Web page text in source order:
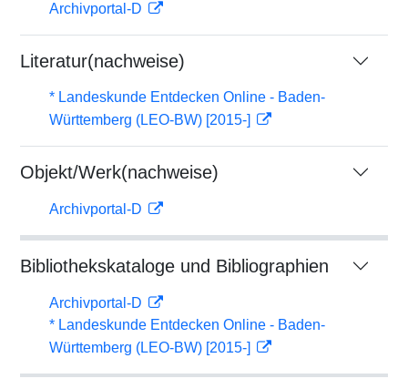
Archivportal-D
Literatur(nachweise)
* Landeskunde Entdecken Online - Baden-
Württemberg (LEO-BW) [2015-]
Objekt/Werk(nachweise)
Archivportal-D
Bibliothekskataloge und Bibliographien
Archivportal-D
* Landeskunde Entdecken Online - Baden-
Württemberg (LEO-BW) [2015-]